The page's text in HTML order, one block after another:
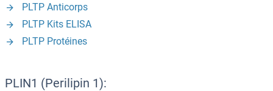
PLTP Anticorps
PLTP Kits ELISA
PLTP Protéines
PLIN1 (Perilipin 1):